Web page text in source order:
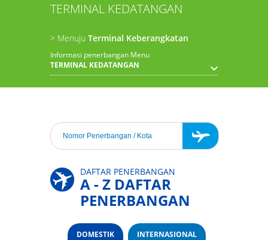
TERMINAL KEDATANGAN
> Menuju Terminal Keberangkatan
Informasi penerbangan Menu
TERMINAL KEDATANGAN
DAFTAR PENERBANGAN
A - Z DAFTAR
PENERBANGAN
DOMESTIK INTERNASIONAL